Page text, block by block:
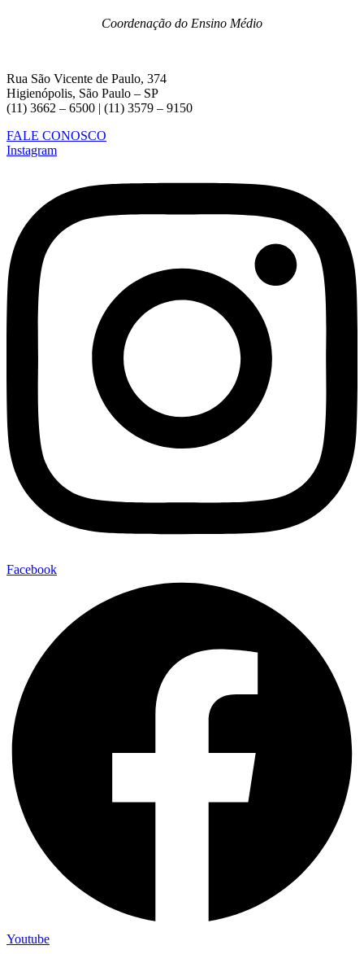
Coordenação do Ensino Médio
Rua São Vicente de Paulo, 374
Higienópolis, São Paulo – SP
(11) 3662 – 6500 | (11) 3579 – 9150
FALE CONOSCO
Instagram
Facebook
Youtube